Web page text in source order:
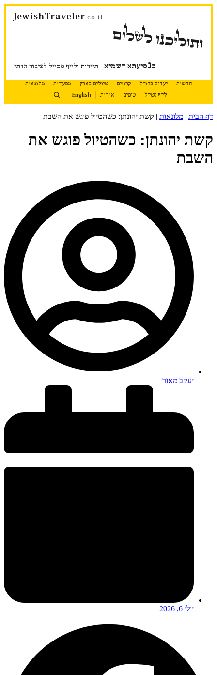
דלג
JewishTraveler.co.il
ותוליכנו לשלום
בנסיעתא דשמיא - תיירות ולייף סטייל לציבור הדתי
חדשות יעדים בחו"ל קרוזים טיולים בארץ מסעדות
מלונאות
לייף סטייל
טיפים אודות English
דף הבית | מלונאות | קשת יהונתן: כשהטיול פוגש את השבת
קשת יהונתן: כשהטיול פוגש את
השבת
יעקב מאור
יולי 6, 2026